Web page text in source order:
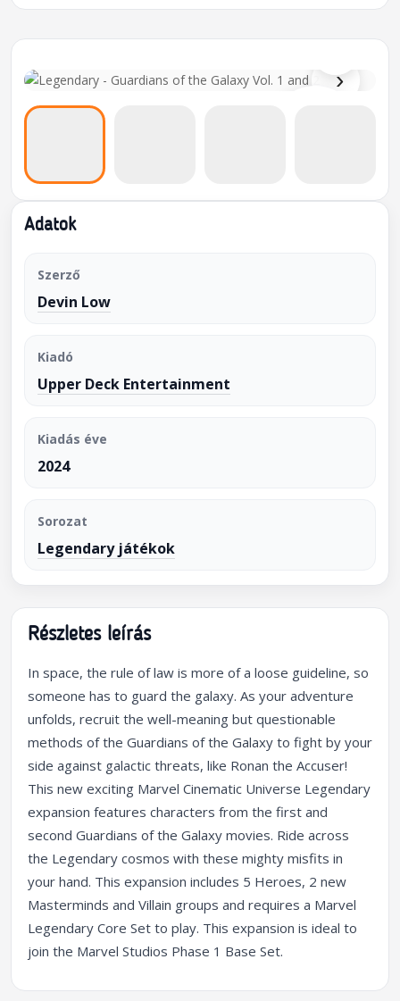
›
⌕
Adatok
Szerző
Devin Low
Kiadó
Upper Deck Entertainment
Kiadás éve
2024
Sorozat
Legendary játékok
Részletes leírás
In space, the rule of law is more of a loose guideline, so
someone has to guard the galaxy. As your adventure
unfolds, recruit the well-meaning but questionable
methods of the Guardians of the Galaxy to fight by your
side against galactic threats, like Ronan the Accuser!
This new exciting Marvel Cinematic Universe Legendary
expansion features characters from the first and
second Guardians of the Galaxy movies. Ride across
the Legendary cosmos with these mighty misfits in
your hand. This expansion includes 5 Heroes, 2 new
Masterminds and Villain groups and requires a Marvel
Legendary Core Set to play. This expansion is ideal to
join the Marvel Studios Phase 1 Base Set.